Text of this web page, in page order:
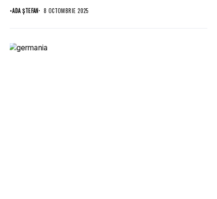
•ADA ȘTEFAN 8 OCTOMBRIE 2025